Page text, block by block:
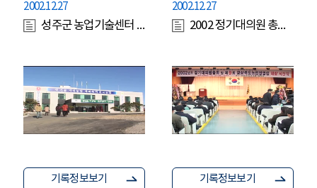
2002.12.27
성주군 농업기술센터 준공식
기록정보보기
2002.12.27
2002 정기대의원 총회 및 제 9회 경북농업경영인 대상 시상식
기록정보보기